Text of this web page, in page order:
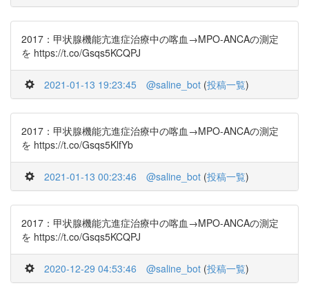
2017：甲状腺機能亢進症治療中の喀血→MPO-ANCAの測定
を https://t.co/Gsqs5KCQPJ
2021-01-13 19:23:45 @saline_bot (投稿一覧)
2017：甲状腺機能亢進症治療中の喀血→MPO-ANCAの測定
を https://t.co/Gsqs5KlfYb
2021-01-13 00:23:46 @saline_bot (投稿一覧)
2017：甲状腺機能亢進症治療中の喀血→MPO-ANCAの測定
を https://t.co/Gsqs5KCQPJ
2020-12-29 04:53:46 @saline_bot (投稿一覧)